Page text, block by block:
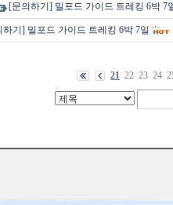
[문의하기] 밀포드 가이드 트레킹 6박 7
하기] 밀포드 가이드 트레킹 6박 7일
21 22 23 24